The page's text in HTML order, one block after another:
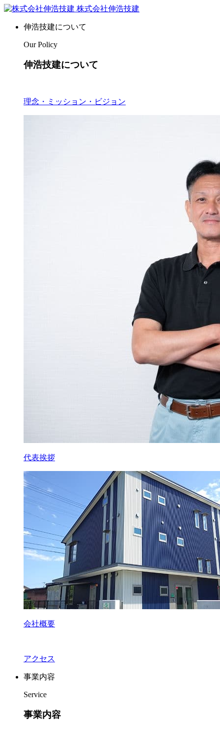
株式会社伸浩技建
伸浩技建について
Our Policy
伸浩技建について
理念・ミッション・ビジョン
代表挨拶
会社概要
アクセス
事業内容
Service
事業内容